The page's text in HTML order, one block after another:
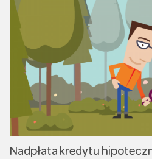
Nadpłata kredytu